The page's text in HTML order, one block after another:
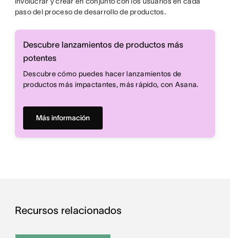
paso del proceso de desarrollo de productos.
Descubre lanzamientos de productos más
potentes
Descubre cómo puedes hacer lanzamientos de
productos más impactantes, más rápido, con Asana.
Más información
Recursos relacionados